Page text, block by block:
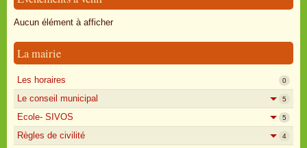
Oisly autrefois
Annonces
Aucun élément à afficher
La mairie
Les horaires 0
Le conseil municipal 5
Ecole- SIVOS 5
Règles de civilité 4